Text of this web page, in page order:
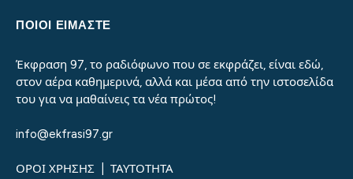
ΠΟΙΟΙ ΕΙΜΑΣΤΕ
Έκφραση 97, το ραδιόφωνο που σε εκφράζει, είναι εδώ,
στον αέρα καθημερινά, αλλά και μέσα από την ιστοσελίδα
του για να μαθαίνεις τα νέα πρώτος!
info@ekfrasi97.gr
ΟΡΟΙ ΧΡΗΣΗΣ ΤΑΥΤΟΤΗΤΑ